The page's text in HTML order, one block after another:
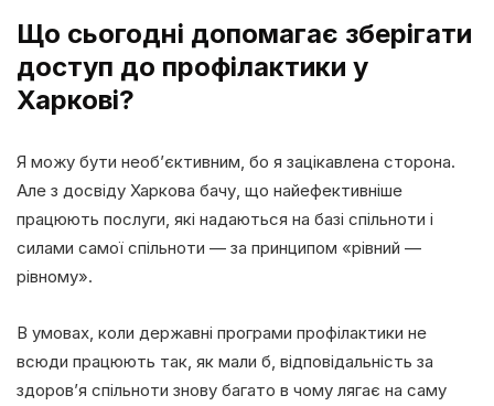
Що сьогодні допомагає зберігати
доступ до профілактики у
Харкові?
Я можу бути необ’єктивним, бо я зацікавлена сторона.
Але з досвіду Харкова бачу, що найефективніше
працюють послуги, які надаються на базі спільноти і
силами самої спільноти — за принципом «рівний —
рівному».
В умовах, коли державні програми профілактики не
всюди працюють так, як мали б, відповідальність за
здоров’я спільноти знову багато в чому лягає на саму